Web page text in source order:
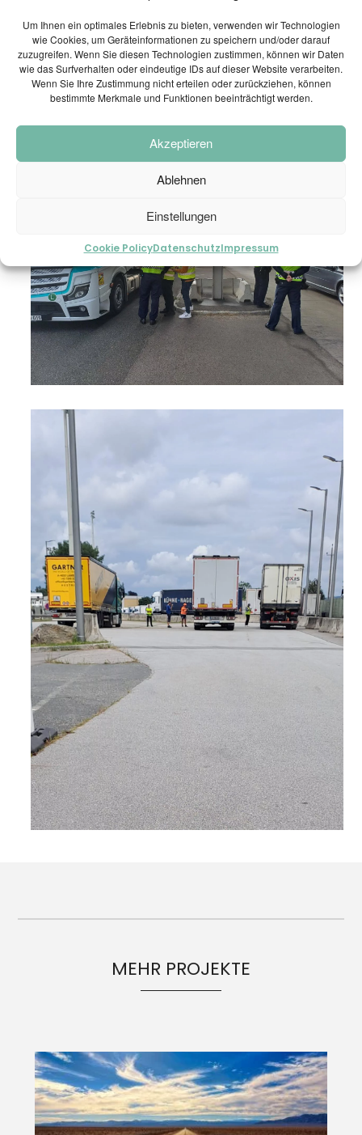
Um Ihnen ein optimales Erlebnis zu bieten, verwenden wir Technologien
wie Cookies, um Geräteinformationen zu speichern und/oder darauf
zuzugreifen. Wenn Sie diesen Technologien zustimmen, können wir Daten
wie das Surfverhalten oder eindeutige IDs auf dieser Website verarbeiten.
Wenn Sie Ihre Zustimmung nicht erteilen oder zurückziehen, können
bestimmte Merkmale und Funktionen beeinträchtigt werden.
Akzeptieren
Ablehnen
Einstellungen
Cookie PolicyDatenschutzImpressum
0 Teilen
MEHR PROJEKTE